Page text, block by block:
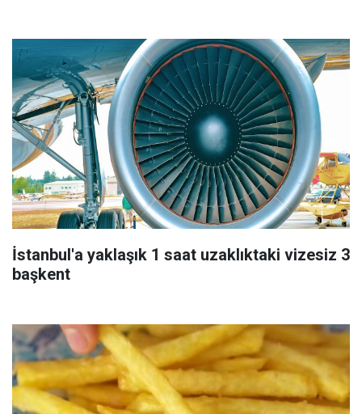
İstanbul'a yaklaşık 1 saat uzaklıktaki vizesiz 3
başkent